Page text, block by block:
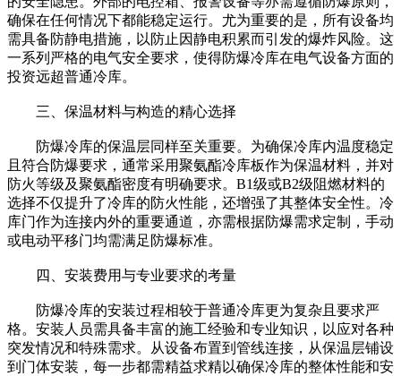
确保在任何情况下都能稳定运行。尤为重要的是，所有设备均
需具备防静电措施，以防止因静电积累而引发的爆炸风险。这
一系列严格的电气安全要求，使得防爆冷库在电气设备方面的
投资远超普通冷库。
三、保温材料与构造的精心选择
防爆冷库的保温层同样至关重要。为确保冷库内温度稳定
且符合防爆要求，通常采用聚氨酯冷库板作为保温材料，并对
防火等级及聚氨酯密度有明确要求。B1级或B2级阻燃材料的
选择不仅提升了冷库的防火性能，还增强了其整体安全性。冷
库门作为连接内外的重要通道，亦需根据防爆需求定制，手动
或电动平移门均需满足防爆标准。
四、安装费用与专业要求的考量
防爆冷库的安装过程相较于普通冷库更为复杂且要求严
格。安装人员需具备丰富的施工经验和专业知识，以应对各种
突发情况和特殊需求。从设备布置到管线连接，从保温层铺设
到门体安装，每一步都需精益求精以确保冷库的整体性能和安